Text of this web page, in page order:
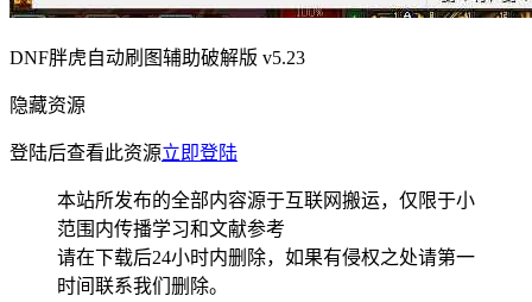
DNF胖虎自动刷图辅助破解版 v5.23
隐藏资源
登陆后查看此资源立即登陆
本站所发布的全部内容源于互联网搬运，仅限于小
范围内传播学习和文献参考
请在下载后24小时内删除，如果有侵权之处请第一
时间联系我们删除。